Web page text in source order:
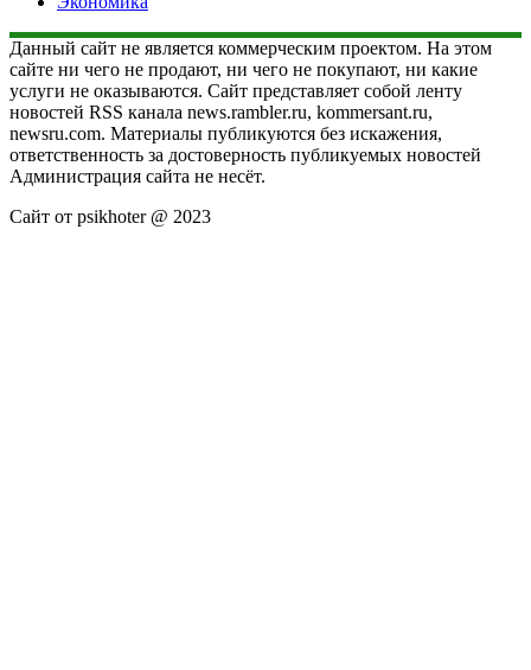
Данный сайт не является коммерческим проектом. На этом
сайте ни чего не продают, ни чего не покупают, ни какие
услуги не оказываются. Сайт представляет собой ленту
новостей RSS канала news.rambler.ru, kommersant.ru,
newsru.com. Материалы публикуются без искажения,
ответственность за достоверность публикуемых новостей
Администрация сайта не несёт.
Сайт от psikhoter @ 2023